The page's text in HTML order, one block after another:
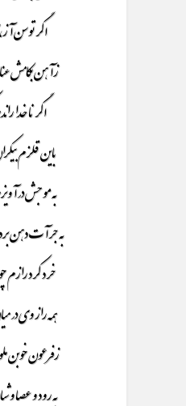
اگر توسن
زآهن بکامش
اگر نا خدا
باین قلزم
به موجش در
به جرآت دهن
خرد کرد رازم
همه راز وی
زفرعون خوبن
به رود و عصا